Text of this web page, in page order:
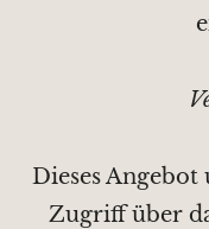
Dieses
Zugriff über